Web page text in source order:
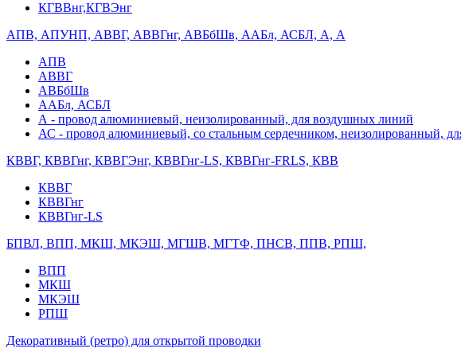
КГВВнг,КГВЭнг
АПВ, АПУНП, АВВГ, АВВГнг, АВБбШв, ААБл, АСБЛ, А, А
АПВ
АВВГ
АВБбШв
ААБл, АСБЛ
А - провод алюминиевый, неизолированный, для воздушных линий
АС - провод алюминиевый, со стальным сердечником, неизолированный,
КВВГ, КВВГнг, КВВГЭнг, КВВГнг-LS, КВВГнг-FRLS, КВВ
КВВГ
КВВГнг
КВВГнг-LS
БПВЛ, ВПП, МКШ, МКЭШ, МГШВ, МГТФ, ПНСВ, ППВ, РПШ,
ВПП
МКШ
МКЭШ
РПШ
Декоративный (ретро) для открытой проводки